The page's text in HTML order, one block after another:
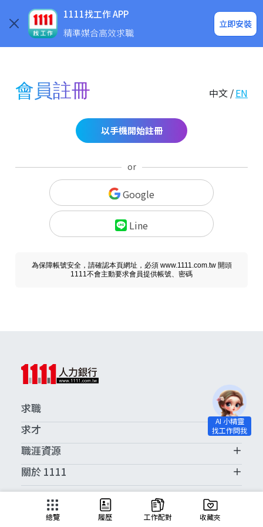
1111找工作 APP
精準媒合高效求職
立即安裝
企業求才
會員註冊 中文 /EN
以手機開始註冊
or
Google
Line
為保障帳號安全，請確認本頁網址，必須 www.1111.com.tw 開頭
1111不會主動要求會員提供帳號、密碼
求職
求才
職涯資源
關於 1111
求職服務中心
總覽 履歷 工作配對 收藏夾